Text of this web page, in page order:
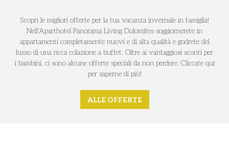
Scopri le migliori offerte per la tua vacanza invernale in famiglia!
Nell'Aparthotel Panorama Living Dolomites soggiornerete in
appartamenti completamente nuovi e di alta qualità e godrete del
lusso di una ricca colazione a buffet. Oltre ai vantaggiosi sconti per
i bambini, ci sono alcune offerte speciali da non perdere. Cliccate qui
per saperne di più!
ALLE OFFERTE